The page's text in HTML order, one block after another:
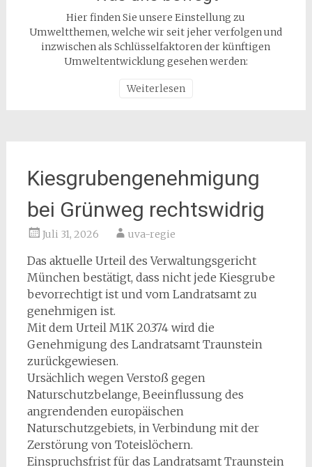
Hier finden Sie unsere Einstellung zu
Umweltthemen, welche wir seit jeher verfolgen und
inzwischen als Schlüsselfaktoren der künftigen
Umweltentwicklung gesehen werden:
Weiterlesen
Kiesgrubengenehmigung
bei Grünweg rechtswidrig
Juli 31, 2026 uva-regie
Das aktuelle Urteil des Verwaltungsgericht
München bestätigt, dass nicht jede Kiesgrube
bevorrechtigt ist und vom Landratsamt zu
genehmigen ist.
Mit dem Urteil M1K 20.374 wird die
Genehmigung des Landratsamt Traunstein
zurückgewiesen.
Ursächlich wegen Verstoß gegen
Naturschutzbelange, Beeinflussung des
angrendenden europäischen
Naturschutzgebiets, in Verbindung mit der
Zerstörung von Toteislöchern.
Einspruchsfrist für das Landratsamt Traunstein